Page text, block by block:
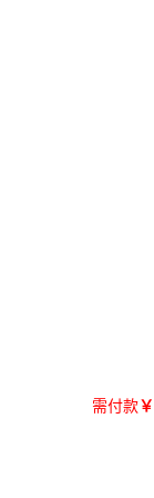
需付款￥